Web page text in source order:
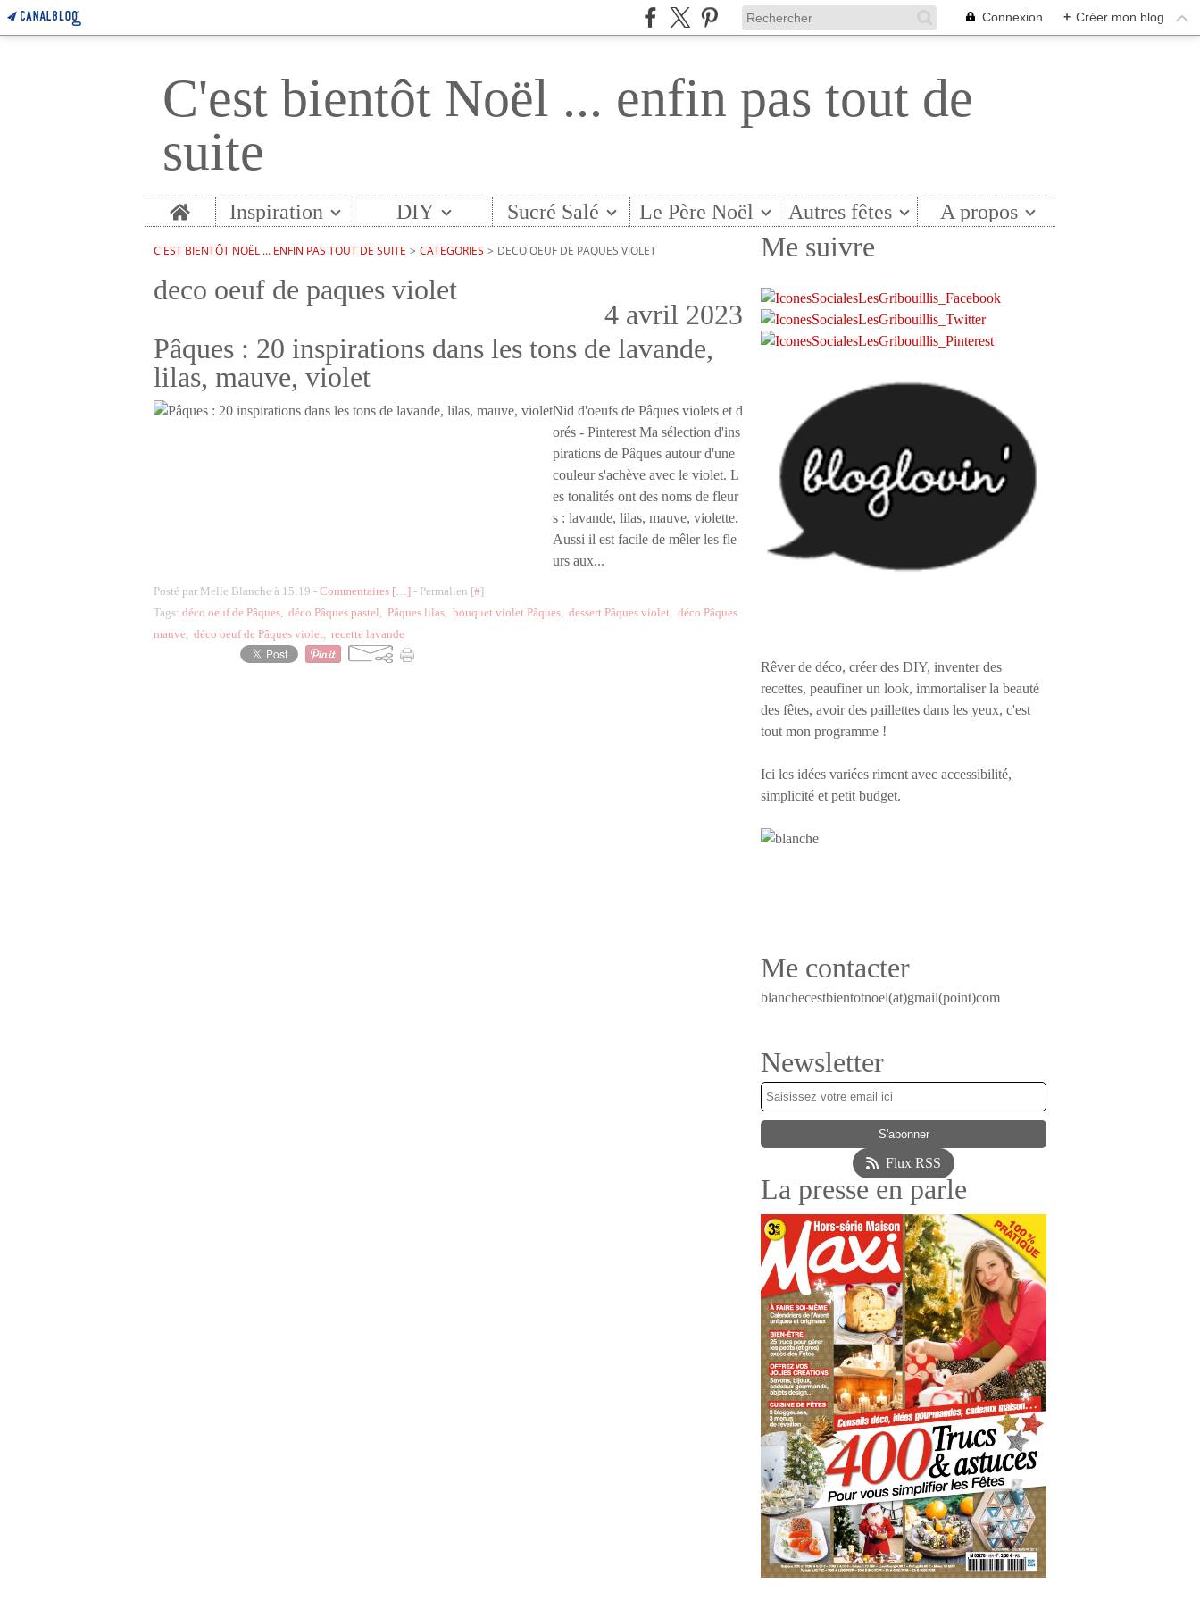
Connexion + Créer mon blog
C'est bientôt Noël ... enfin pas tout de
suite
Home Inspiration DIY Sucré Salé Le Père Noël Autres fêtes A propos
C'EST BIENTÔT NOËL ... ENFIN PAS TOUT DE SUITE > CATEGORIES > DECO OEUF DE PAQUES VIOLET
deco oeuf de paques violet
4 avril 2023
Pâques : 20 inspirations dans les tons de lavande,
lilas, mauve, violet
Nid d'oeufs de Pâques violets et d
orés - Pinterest Ma sélection d'ins
pirations de Pâques autour d'une
couleur s'achève avec le violet. L
es tonalités ont des noms de fleur
s : lavande, lilas, mauve, violette.
Aussi il est facile de mêler les fle
urs aux...
Posté par Melle Blanche à 15:19 - Commentaires […] - Permalien [#]
Tags: déco oeuf de Pâques, déco Pâques pastel, Pâques lilas, bouquet violet Pâques, dessert Pâques violet, déco Pâques
mauve, déco oeuf de Pâques violet, recette lavande
Me suivre
Rêver de déco, créer des DIY, inventer des
recettes, peaufiner un look, immortaliser la beauté
des fêtes, avoir des paillettes dans les yeux, c'est
tout mon programme !
Ici les idées variées riment avec accessibilité,
simplicité et petit budget.
Me contacter
blanchecestbientotnoel(at)gmail(point)com
Newsletter
Flux RSS
La presse en parle